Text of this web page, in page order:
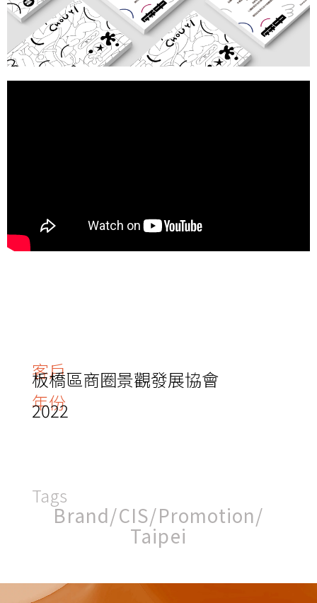
客戶
板橋區商圈景觀發展協會​
年份
2022
Tags
Brand/CIS/Promotion/
Taipei